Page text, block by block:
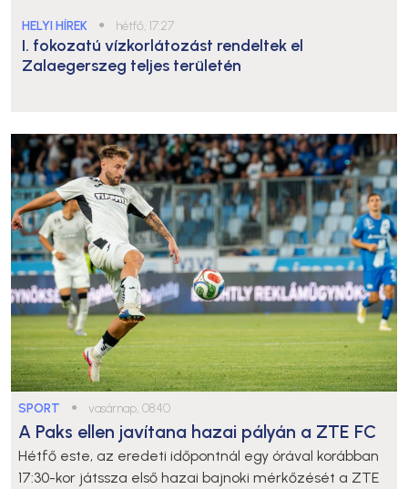
HELYI HÍREK ● hétfő, 17:27
I. fokozatú vízkorlátozást rendeltek el
Zalaegerszeg teljes területén
SPORT ● vasárnap, 08:40
A Paks ellen javítana hazai pályán a ZTE FC
Hétfő este, az eredeti időpontnál egy órával korábban
17:30-kor játssza első hazai bajnoki mérkőzését a ZTE